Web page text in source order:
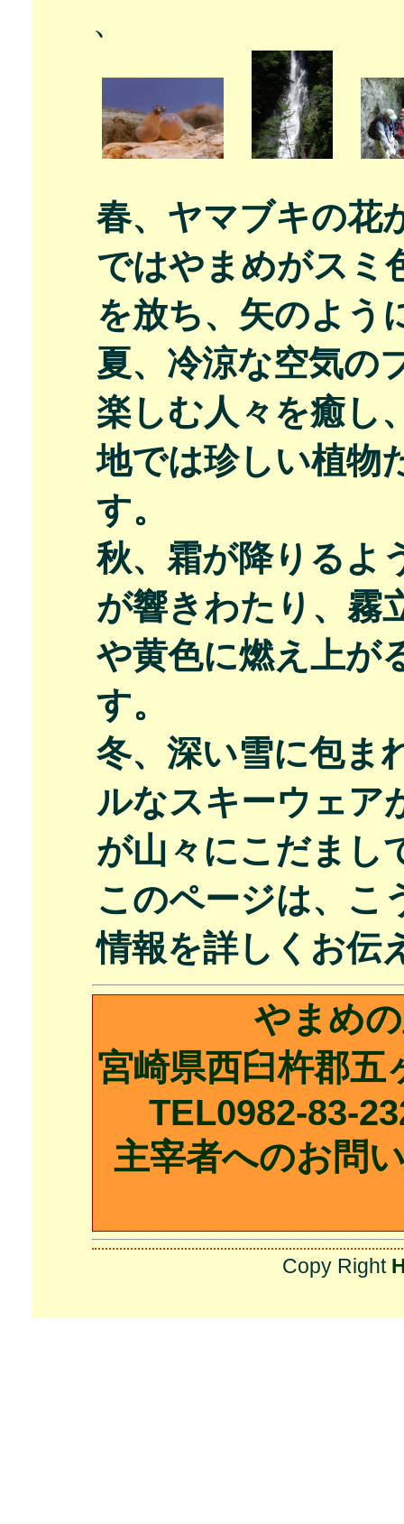
、
春、ヤマブキの花
ではやまめがスミ
を放ち、矢のよう
夏、冷涼な空気の
楽しむ人々を癒し
地では珍しい植物
す。
秋、霜が降りるよ
が響きわたり、霧
や黄色に燃え上が
す。
冬、深い雪に包ま
ルなスキーウェア
が山々にこだまし
このページは、こ
情報を詳しくお伝
やまめ
宮崎県西臼杵郡五
TEL0982-83-
主宰者へのお問
Copy Right